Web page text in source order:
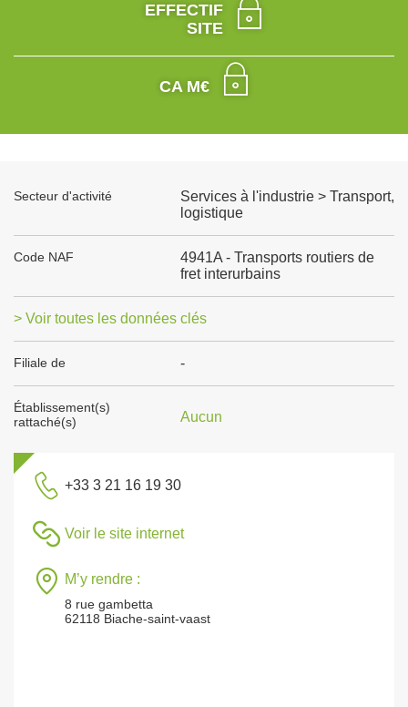
EFFECTIF
SITE
CA M€
Secteur d'activité
Services à l'industrie > Transport,
logistique
Code NAF
4941A - Transports routiers de
fret interurbains
> Voir toutes les données clés
Filiale de -
Établissement(s)
rattaché(s)
Aucun
+33 3 21 16 19 30
Voir le site internet
M’y rendre :
8 rue gambetta
62118 Biache-saint-vaast